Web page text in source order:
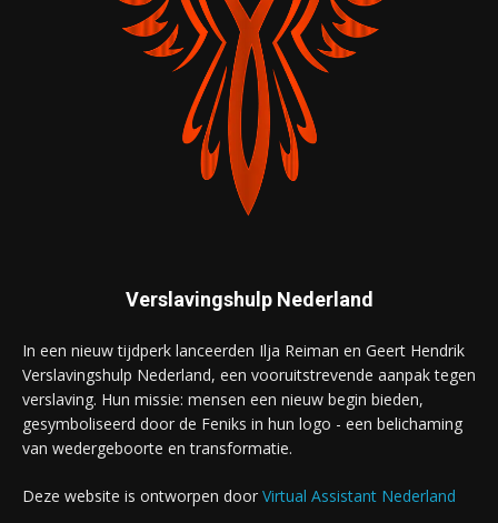
Verslavingshulp Nederland
In een nieuw tijdperk lanceerden Ilja Reiman en Geert Hendrik
Verslavingshulp Nederland, een vooruitstrevende aanpak tegen
verslaving. Hun missie: mensen een nieuw begin bieden,
gesymboliseerd door de Feniks in hun logo - een belichaming
van wedergeboorte en transformatie.
Deze website is ontworpen door Virtual Assistant Nederland